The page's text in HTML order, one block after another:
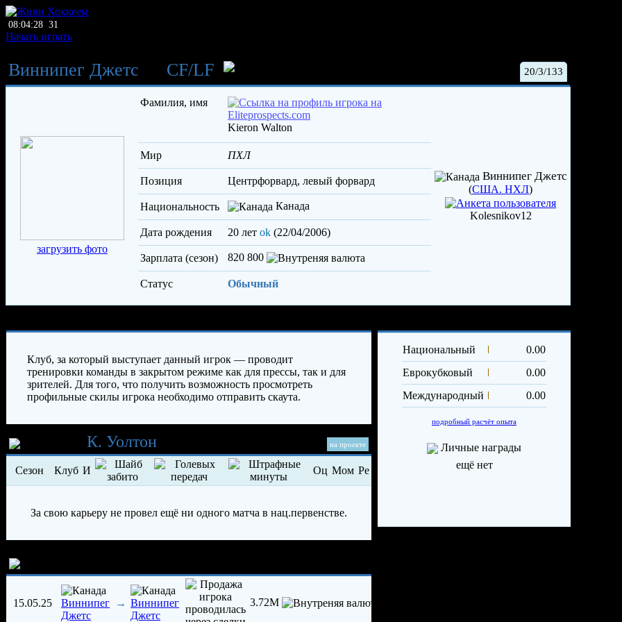
08:04:28 31
Начать играть
20/3/133
Виннипег Джетс CF/LF
загрузить фото
Фамилия, имя
Kieron Walton
Мир ПХЛ
Позиция центрфорвард, левый форвард
Национальность Канада
Дата рождения 20 лет ok (22/04/2006)
Зарплата (сезон) 820 800
Статус Обычный
Виннипег Джетс
(США. НХЛ)
Kolesnikov12
Клуб, за который выступает данный игрок — проводит
тренировки команды в закрытом режиме как для прессы, так и для
зрителей. Для того, что получить возможность просмотреть
профильные скилы игрока необходимо отправить скаута.
на проекте
К. Уолтон
Сезон Клуб И Оц Мом Ре
За свою карьеру не провел ещё ни одного матча в нац.первенстве.
15.05.25
Виннипег
Джетс
→ Виннипег
Джетс
3.72M
Национальный
0.00
Еврокубковый
0.00
Международный
0.00
подробный расчёт опыта
Личные награды
ещё нет